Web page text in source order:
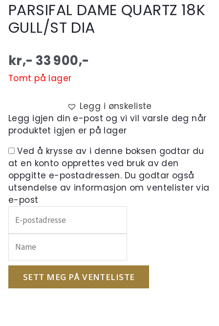
PARSIFAL DAME QUARTZ 18K
GULL/ST DIA
kr,- 33 900,-
Tomt på lager
Legg i ønskeliste
Legg igjen din e-post og vi vil varsle deg når
produktet igjen er på lager
Ved å krysse av i denne boksen godtar du
at en konto opprettes ved bruk av den
oppgitte e-postadressen. Du godtar også
utsendelse av informasjon om ventelister via
e-post
inn
e-
postadressen
din
SETT MEG PÅ VENTELISTE